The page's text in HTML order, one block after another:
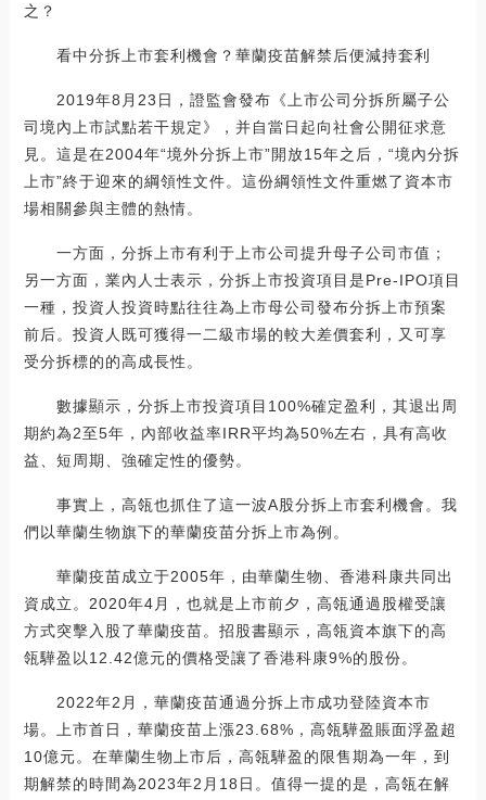
之？
看中分拆上市套利機會？華蘭疫苗解禁后便減持套利
2019年8月23日，證監會發布《上市公司分拆所屬子公
司境內上市試點若干規定》，并自當日起向社會公開征求意
見。這是在2004年“境外分拆上市”開放15年之后，“境內分拆
上市”終于迎來的綱領性文件。這份綱領性文件重燃了資本市
場相關參與主體的熱情。
一方面，分拆上市有利于上市公司提升母子公司市值；
另一方面，業內人士表示，分拆上市投資項目是Pre-IPO項目
一種，投資人投資時點往往為上市母公司發布分拆上市預案
前后。投資人既可獲得一二級市場的較大差價套利，又可享
受分拆標的的高成長性。
數據顯示，分拆上市投資項目100%確定盈利，其退出周
期約為2至5年，內部收益率IRR平均為50%左右，具有高收
益、短周期、強確定性的優勢。
事實上，高瓴也抓住了這一波A股分拆上市套利機會。我
們以華蘭生物旗下的華蘭疫苗分拆上市為例。
華蘭疫苗成立于2005年，由華蘭生物、香港科康共同出
資成立。2020年4月，也就是上市前夕，高瓴通過股權受讓
方式突擊入股了華蘭疫苗。招股書顯示，高瓴資本旗下的高
瓴驊盈以12.42億元的價格受讓了香港科康9%的股份。
2022年2月，華蘭疫苗通過分拆上市成功登陸資本市
場。上市首日，華蘭疫苗上漲23.68%，高瓴驊盈賬面浮盈超
10億元。在華蘭生物上市后，高瓴驊盈的限售期為一年，到
期解禁的時間為2023年2月18日。值得一提的是，高瓴在解